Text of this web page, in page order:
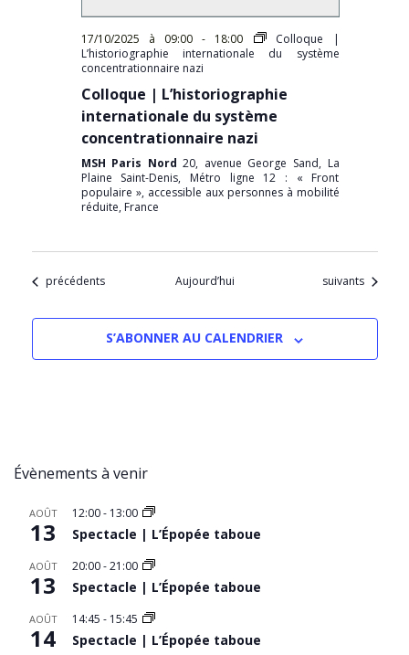
17/10/2025 à 09:00- 18:00
Colloque |
L’historiographie internationale du système
concentrationnaire nazi
Colloque | L’historiographie
internationale du système
concentrationnaire nazi
MSH Paris Nord20, avenue George Sand, La
Plaine Saint-Denis, Métro ligne 12 : « Front
populaire », accessible aux personnes à mobilité
réduite, France
Évènements
précédents Aujourd’hui Évènements
suivants
S’ABONNER AU CALENDRIER
Évènements à venir
AOÛT
13
12:00- 13:00
Spectacle | L’Épopée taboue
AOÛT
13
20:00-21:00
Spectacle | L’Épopée taboue
AOÛT
14
14:45 - 15:45
Spectacle | L’Épopée taboue